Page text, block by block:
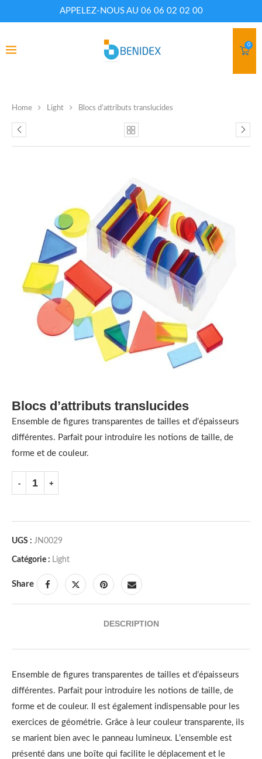
APPELEZ-NOUS AU 06 06 02 02 00
0
Home Light Blocs d’attributs translucides
Blocs d’attributs translucides
Ensemble de figures transparentes de tailles et d’épaisseurs
différentes. Parfait pour introduire les notions de taille, de
forme et de couleur.
UGS : JN0029
Catégorie : Light
Share
DESCRIPTION
Ensemble de figures transparentes de tailles et d’épaisseurs
différentes. Parfait pour introduire les notions de taille, de
forme et de couleur. Il est également indispensable pour les
exercices de géométrie. Grâce à leur couleur transparente, ils
se marient bien avec le panneau lumineux. L’ensemble est
présenté dans une boîte qui facilite le déplacement et le